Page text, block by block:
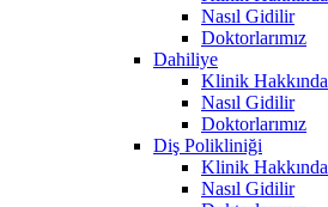
Nasıl Gidilir
Doktorlarımız
Dahiliye
Klinik Hakkında
Nasıl Gidilir
Doktorlarımız
Diş Polikliniği
Klinik Hakkında
Nasıl Gidilir